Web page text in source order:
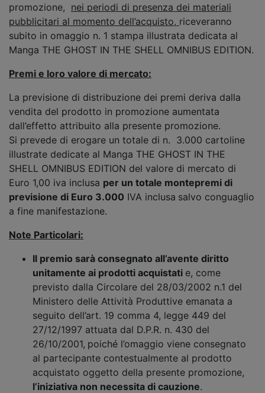
promozione, nei periodi di presenza dei materiali
pubblicitari al momento dell’acquisto, riceveranno
subito in omaggio n. 1 stampa illustrata dedicata al
Manga THE GHOST IN THE SHELL OMNIBUS EDITION.
Premi e loro valore di mercato:
La previsione di distribuzione dei premi deriva dalla
vendita del prodotto in promozione aumentata
dall’effetto attribuito alla presente promozione.
Si prevede di erogare un totale di n. 3.000 cartoline
illustrate dedicate al Manga THE GHOST IN THE
SHELL OMNIBUS EDITION del valore di mercato di
Euro 1,00 iva inclusa per un totale montepremi di
previsione di Euro 3.000 IVA inclusa salvo conguaglio
a fine manifestazione.
Note Particolari:
Il premio sarà consegnato all’avente diritto
unitamente ai prodotti acquistati e, come
previsto dalla Circolare del 28/03/2002 n.1 del
Ministero delle Attività Produttive emanata a
seguito dell’art. 19 comma 4, legge 449 del
27/12/1997 attuata dal D.P.R. n. 430 del
26/10/2001, poiché l’omaggio viene consegnato
al partecipante contestualmente al prodotto
acquistato oggetto della presente promozione,
l’iniziativa non necessita di cauzione.